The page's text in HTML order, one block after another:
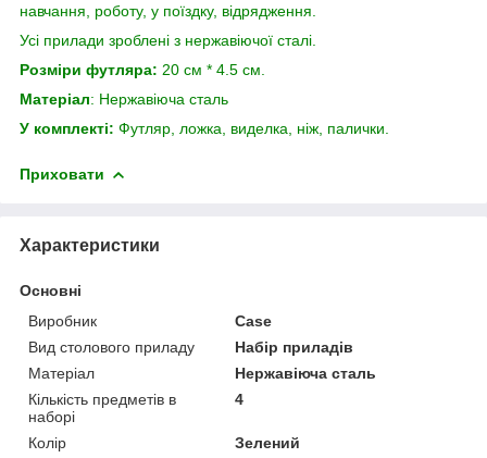
навчання, роботу, у поїздку, відрядження.
Усі прилади зроблені з нержавіючої сталі.
Розміри футляра: 20 см * 4.5 см.
Матеріал: Нержавіюча сталь
У комплекті: Футляр, ложка, виделка, ніж, палички.
Приховати
Характеристики
Основні
Виробник
Case
Вид столового приладу
Набір приладів
Матеріал
Нержавіюча сталь
Кількість предметів в
наборі
4
Колір
Зелений